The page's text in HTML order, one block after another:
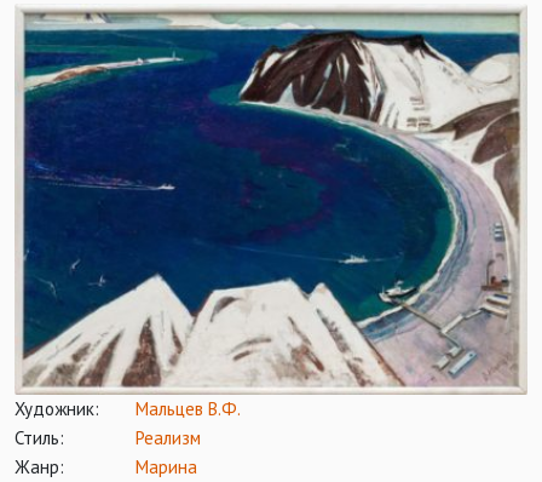
Художник:
Мальцев В.Ф.
Стиль:
Реализм
Жанр:
Марина